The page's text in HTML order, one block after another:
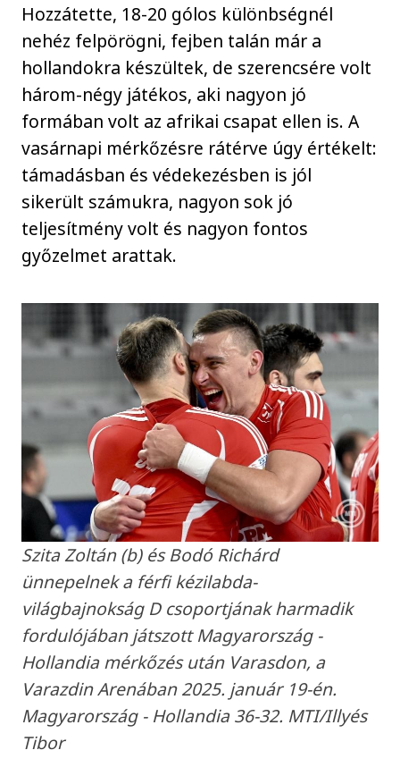
Hozzátette, 18-20 gólos különbségnél
nehéz felpörögni, fejben talán már a
hollandokra készültek, de szerencsére volt
három-négy játékos, aki nagyon jó
formában volt az afrikai csapat ellen is. A
vasárnapi mérkőzésre rátérve úgy értékelt:
támadásban és védekezésben is jól
sikerült számukra, nagyon sok jó
teljesítmény volt és nagyon fontos
győzelmet arattak.
Szita Zoltán (b) és Bodó Richárd
ünnepelnek a férfi kézilabda-
világbajnokság D csoportjának harmadik
fordulójában játszott Magyarország -
Hollandia mérkőzés után Varasdon, a
Varazdin Arenában 2025. január 19-én.
Magyarország - Hollandia 36-32. MTI/Illyés
Tibor